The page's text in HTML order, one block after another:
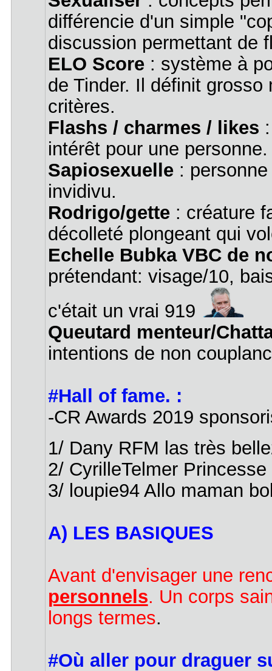
différencie d'un simple
discussion permettant de
ELO Score: système à
de Tinder. Il définit
critères.
Flashs / charmes / likes
intérêt pour une personne.
Sapiosexuelle: personne
invidivu.
Rodrigo/gette: créature
décolleté plongeant qui
Echelle Bubka VBC de
prétendant: visage/10,
c'était un vrai 919
Queutard menteur/
intentions de non
#Hall of fame. :
-CR Awards 2019
1/ Dany RFM las très
2/ CyrilleTelmer
3/ loupie94 Allo maman
A) LES BASIQUES
Avant d'envisager une
personnels. Un corps
longs termes.
#Où aller pour draguer